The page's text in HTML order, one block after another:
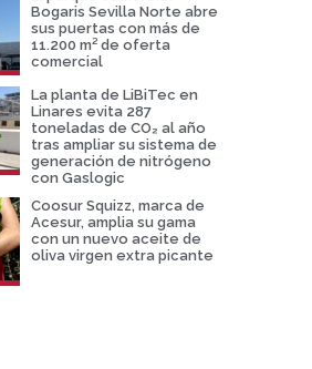
Bogaris Sevilla Norte abre
sus puertas con más de
11.200 m² de oferta
comercial
La planta de LiBiTec en
Linares evita 287
toneladas de CO₂ al año
tras ampliar su sistema de
generación de nitrógeno
con Gaslogic
Coosur Squizz, marca de
Acesur, amplia su gama
con un nuevo aceite de
oliva virgen extra picante